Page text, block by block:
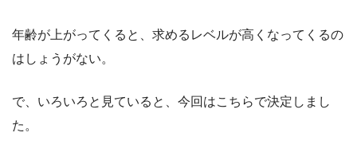
年齢が上がってくると、求めるレベルが高くなってくるの
はしょうがない。
で、いろいろと見ていると、今回はこちらで決定しまし
た。